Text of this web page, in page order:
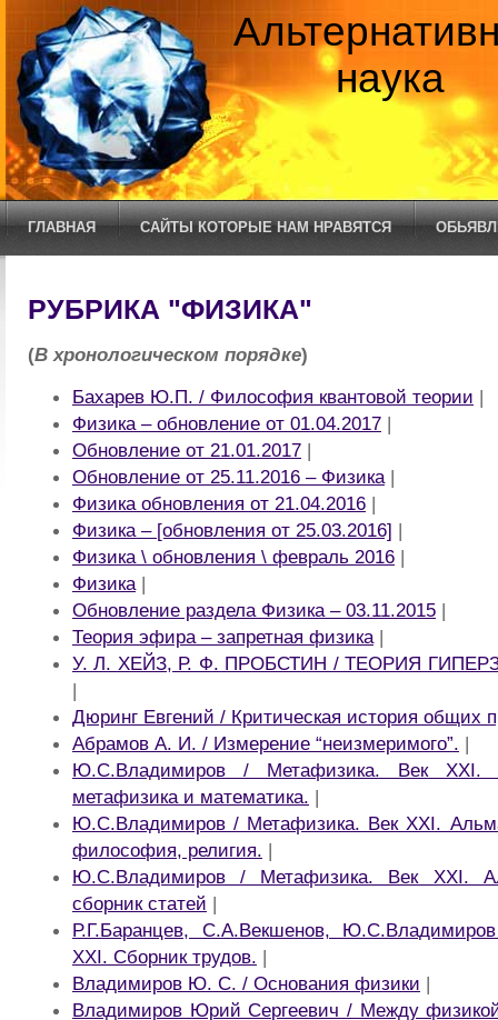
наука
ГЛАВНАЯ САЙТЫ КОТОРЫЕ НАМ НРАВЯТСЯ
РУБРИКА "ФИЗИКА"
(В хронологическом порядке)
Бахарев Ю.П. / Философия квантовой теории |
Физика – обновление от 01.04.2017 |
Обновление от 21.01.2017 |
Обновление от 25.11.2016 – Физика|
Физика обновления от 21.04.2016 |
Физика – [обновления от 25.03.2016] |
Физика \ обновления \ февраль 2016 |
Физика|
Обновление раздела Физика – 03.11.2015 |
Теория эфира – запретная физика|
У. Л. ХЕЙЗ, Р. Ф. ПРОБСТИН / ТЕОРИЯ
|
Дюринг Евгений / Критическая история общих
Абрамов А. И. / Измерение “неизмеримого”. |
Ю.С.Владимиров / Метафизика. Век
метафизика и математика. |
Ю.С.Владимиров / Метафизика. Век XXI.
философия, религия. |
Ю.С.Владимиров / Метафизика. Век XXI.
сборник статей |
Р.Г.Баранцев, С.А.Векшенов,
XXI. Сборник трудов. |
Владимиров Ю. С. / Основания физики |
Владимиров Юрий Сергеевич / Между